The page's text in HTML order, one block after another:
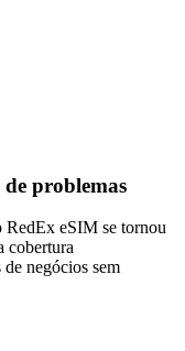
problemas
RedEx eSIM se tornou
cobertura
negócios sem